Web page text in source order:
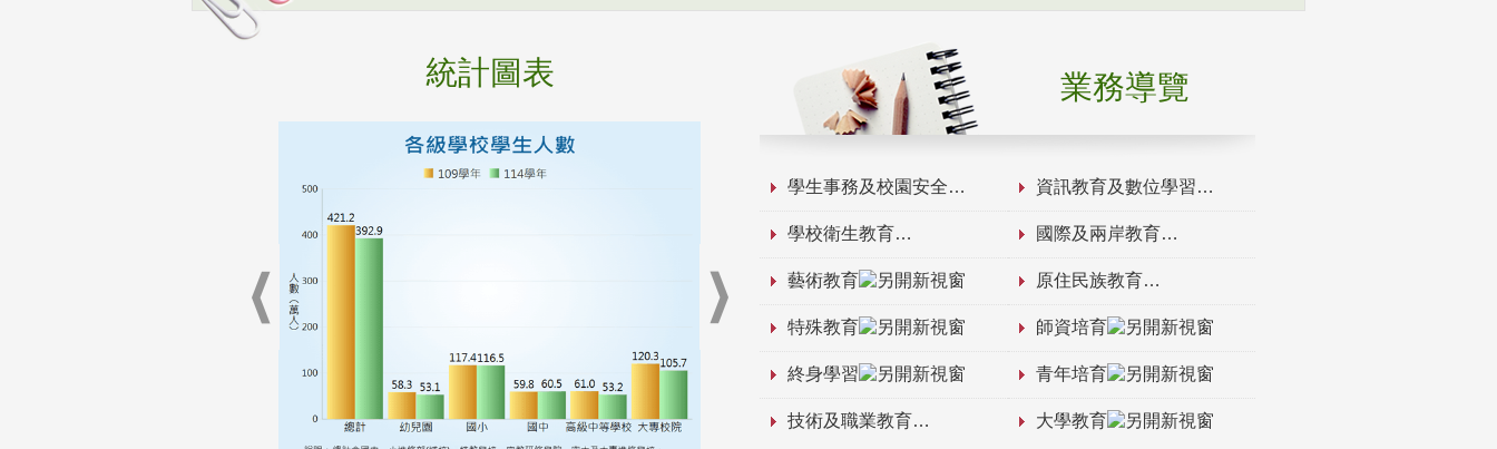
統計圖表 業務導覽
學生事務及校園安全 資訊教育及數位學習
學校衛生教育 國際及兩岸教育
藝術教育 原住民族教育
特殊教育 師資培育
終身學習 青年培育
技術及職業教育 大學教育